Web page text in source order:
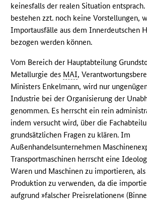
keinesfalls der realen Situation
bestehen zzt. noch keine Vorstellungen,
Importausfälle aus dem Innerdeutschen
bezogen werden können.
Vom Bereich der Hauptabteilung
Metallurgie des MAI,
Ministers Enkelmann, wird nur
Industrie bei der Organisierung der
genommen. Es herrscht ein rein
indem versucht wird, über die
grundsätzlichen Fragen zu klären. Im
Außenhandelsunternehmen
Transportmaschinen herrscht eine
Waren und Maschinen zu importieren,
Produktion zu verwenden, da die
aufgrund »falscher Preisrelationen«